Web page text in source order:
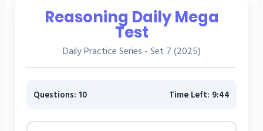
Reasoning Daily Mega
Test
Daily Practice Series - Set 7 (2025)
Questions: 10 Time Left: 9:44